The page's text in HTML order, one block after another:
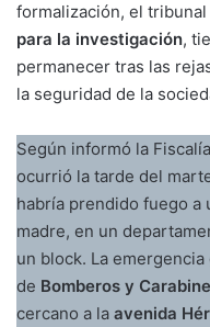
formalización, el
para la investigación,
permanecer tras las
la seguridad de la
Según informó la
ocurrió la tarde del
habría prendido fuego a
madre, en un
un block. La
de Bomberos y
cercano a la avenida